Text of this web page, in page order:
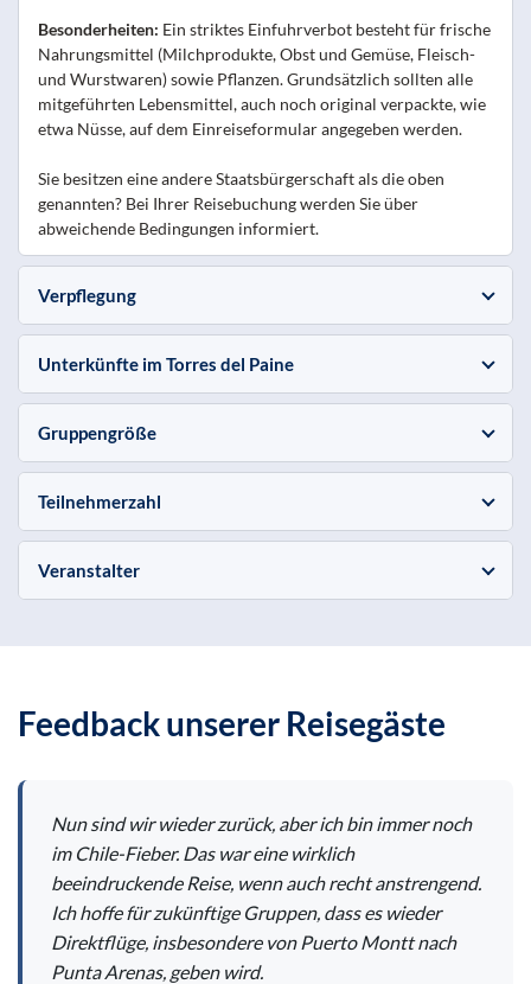
Besonderheiten: Ein striktes Einfuhrverbot besteht für frische
Nahrungsmittel (Milchprodukte, Obst und Gemüse, Fleisch-
und Wurstwaren) sowie Pflanzen. Grundsätzlich sollten alle
mitgeführten Lebensmittel, auch noch original verpackte, wie
etwa Nüsse, auf dem Einreiseformular angegeben werden.
Sie besitzen eine andere Staatsbürgerschaft als die oben
genannten? Bei Ihrer Reisebuchung werden Sie über
abweichende Bedingungen informiert.
Verpflegung
Unterkünfte im Torres del Paine
Gruppengröße
Teilnehmerzahl
Veranstalter
Feedback unserer Reisegäste
Nun sind wir wieder zurück, aber ich bin immer noch
im Chile-Fieber. Das war eine wirklich
beeindruckende Reise, wenn auch recht anstrengend.
Ich hoffe für zukünftige Gruppen, dass es wieder
Direktflüge, insbesondere von Puerto Montt nach
Punta Arenas, geben wird.